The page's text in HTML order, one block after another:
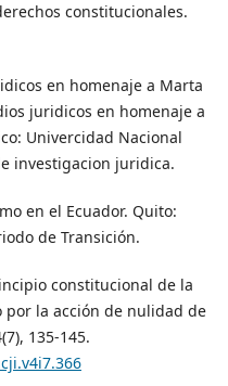
constitucionales.
en homenaje a Marta
juridicos en homenaje a
Univercidad Nacional
investigacion juridica.
en el Ecuador. Quito:
de Transición.
constitucional de la
la acción de nulidad de
135-145.